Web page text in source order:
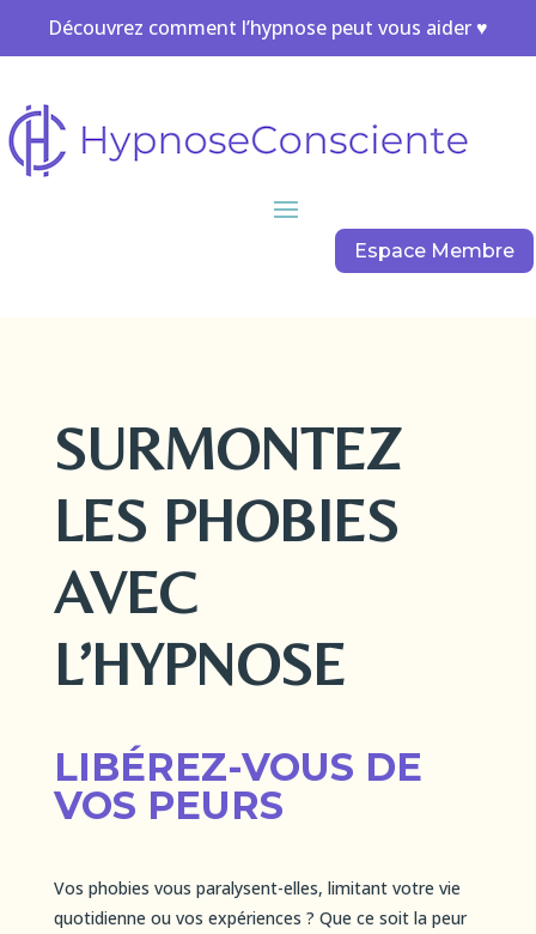
Découvrez comment l’hypnose peut vous aider ♥
Espace Membre
SURMONTEZ
LES PHOBIES
AVEC
L’HYPNOSE
LIBÉREZ-VOUS DE
VOS PEURS
Vos phobies vous paralysent-elles, limitant votre vie
quotidienne ou vos expériences ? Que ce soit la peur